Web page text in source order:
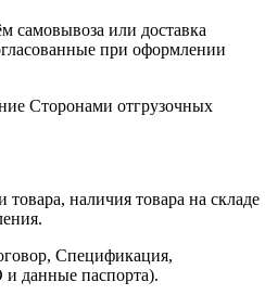
самовывоза или доставка
при оформлении
Сторонами отгрузочных
товара, наличия товара на складе
Спецификация,
данные паспорта).